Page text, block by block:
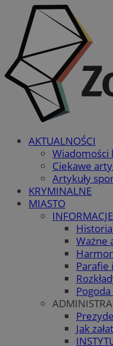
AKTUALNOŚCI
Wiadomości
Ciekawe
Artykuły
KRYMINALNE
MIASTO
Ważne
Parafie
Jak